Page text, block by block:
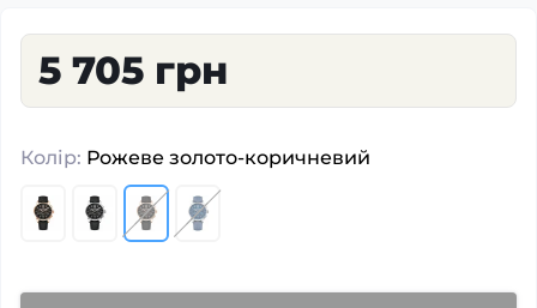
5 705 грн
Колір: Рожеве золото-коричневий